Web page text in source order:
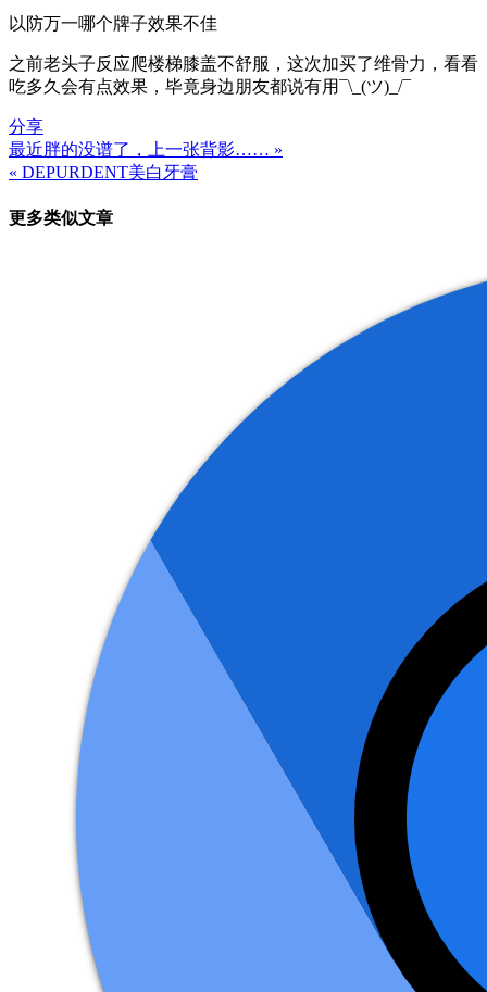
以防万一哪个牌子效果不佳
之前老头子反应爬楼梯膝盖不舒服，这次加买了维骨力，看看
吃多久会有点效果，毕竟身边朋友都说有用¯\_(ツ)_/¯
分享
文
章
导
最近胖的没谱了，上一张背影…… »
« DEPURDENT美白牙膏
更多类似文章